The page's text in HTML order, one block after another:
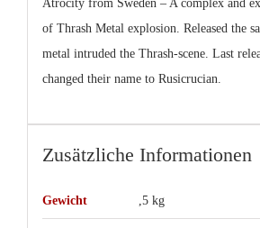
Atrocity from Sweden – A complex and
of Thrash Metal explosion. Released the
metal intruded the Thrash-scene. Last
changed their name to Rusicrucian.
Zusätzliche Informationen
Gewicht ,5 kg